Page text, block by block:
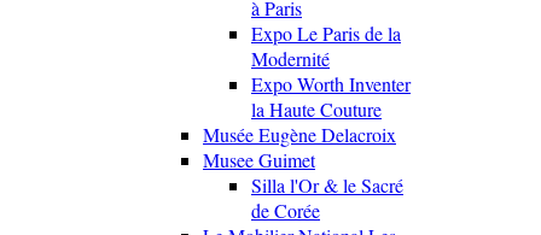
à Paris
Expo Le Paris de la
Modernité
Expo Worth Inventer
la Haute Couture
Musée Eugène Delacroix
Musee Guimet
Silla l'Or & le Sacré
de Corée